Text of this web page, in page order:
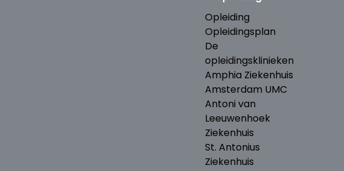
Opleiding
Opleidingsplan
De
opleidingsklinieken
Amphia Ziekenhuis
Amsterdam UMC
Antoni van
Leeuwenhoek
Ziekenhuis
St. Antonius
Ziekenhuis